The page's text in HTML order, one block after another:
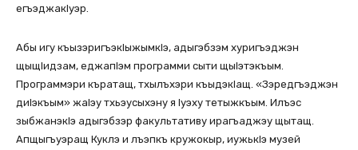
егъэджакIуэр.
Абы игу къызэригъэкIыжымкIэ, адыгэбзэм хуригъэджэн
щыщIидзам, еджапIэм программи сыти щыIэтэкъым.
Программэри къратащ, тхылъхэри къыдэкIащ. «Зэредгъэджэн
диIэкъым» жаIэу тхьэусыхэну я Iуэху тетыжкъым. Илъэс
зыбжанэкIэ адыгэбзэр факультативу ирагъаджэу щытащ.
Апщыгъуэращ Куклэ и лъэпкъ кружокыр, иужькIэ музей